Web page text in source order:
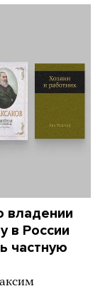
владении
в России
частную